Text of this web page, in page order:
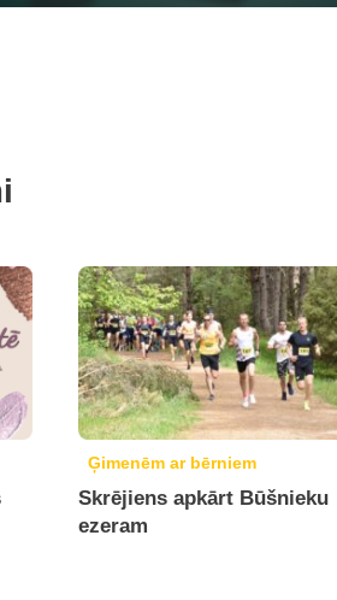
Ģimenēm ar bērniem
Skrējiens apkārt Būšnieku
ezeram